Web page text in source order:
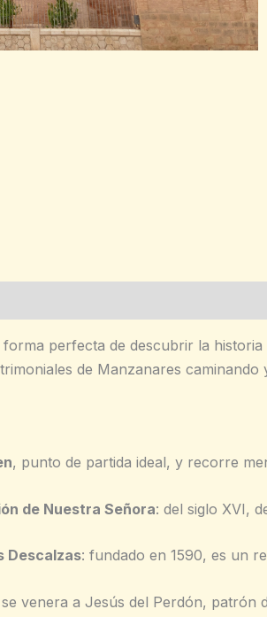
forma perfecta de descubrir la historia
de Manzanares caminando
, punto de partida ideal, y recorre
de Nuestra Señora: del siglo XVI,
Descalzas: fundado en 1590, es un
venera a Jesús del Perdón, patrón